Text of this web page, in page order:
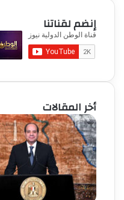
إنضم لقناتنا
أخر المقالات